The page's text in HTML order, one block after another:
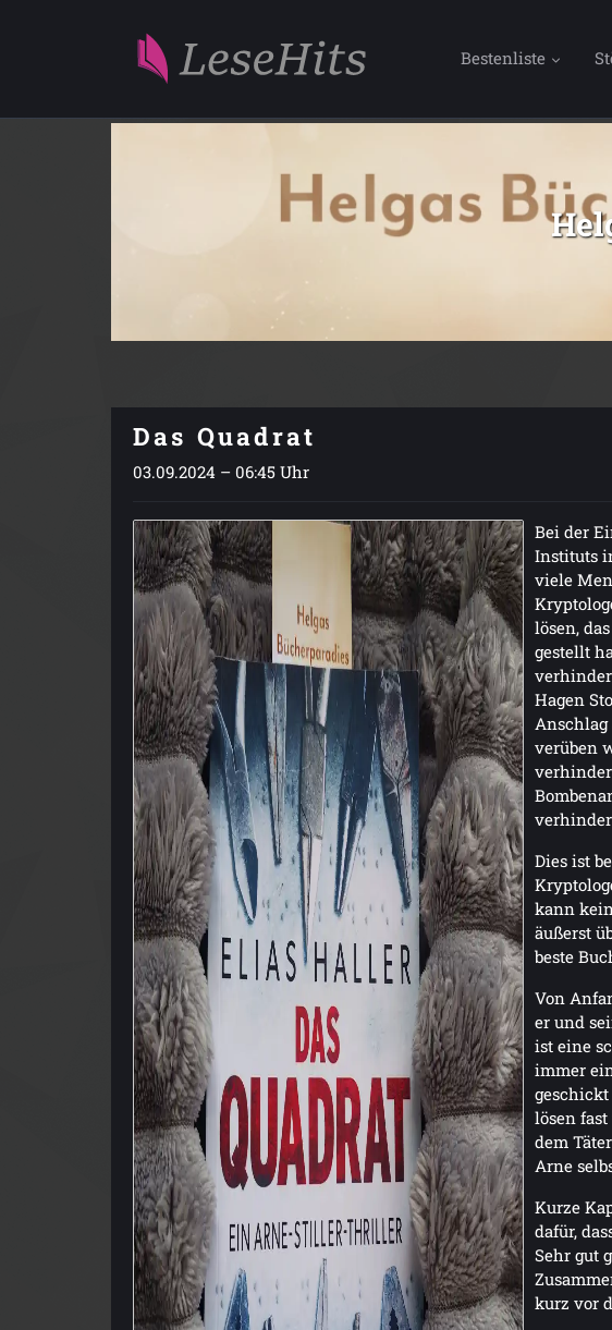
Bestenliste
Das Quadrat
03.09.2024 – 06:45 Uhr
Bei der
Instituts
viele
lösen,
gestellt
Hagen
verüben
Dies ist
kann
äußerst
beste
Von
er und
ist eine
immer
lösen
dem
Arne
Kurze
dafür,
Sehr gut
kurz vor